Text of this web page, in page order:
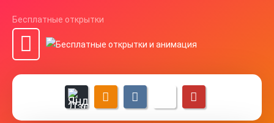
Бесплатные открытки